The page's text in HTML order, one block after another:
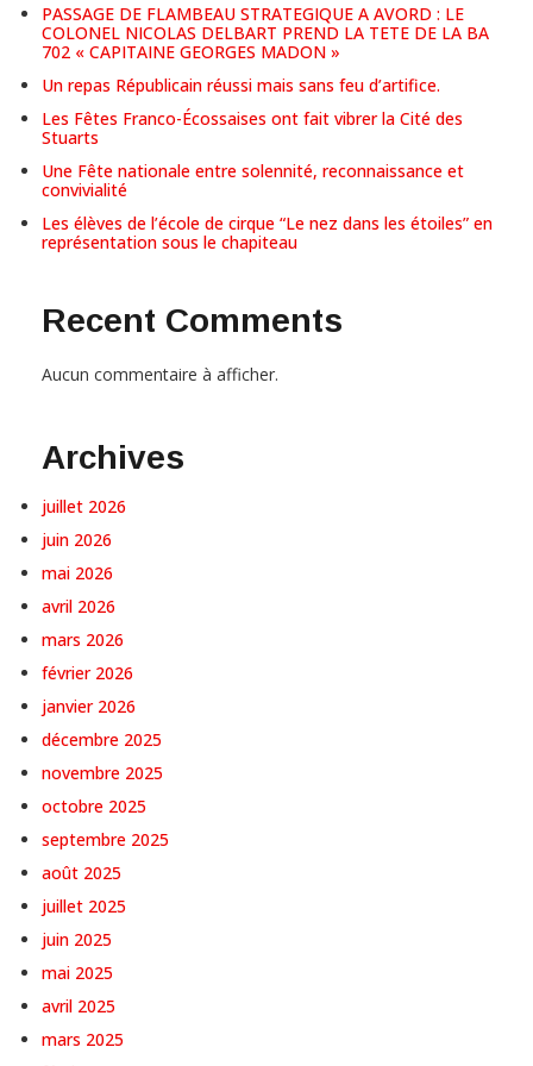
PASSAGE DE FLAMBEAU STRATEGIQUE A AVORD : LE
COLONEL NICOLAS DELBART PREND LA TETE DE LA BA
702 « CAPITAINE GEORGES MADON »
Un repas Républicain réussi mais sans feu d’artifice.
Les Fêtes Franco-Écossaises ont fait vibrer la Cité des
Stuarts
Une Fête nationale entre solennité, reconnaissance et
convivialité
Les élèves de l’école de cirque “Le nez dans les étoiles” en
représentation sous le chapiteau
Recent Comments
Aucun commentaire à afficher.
Archives
juillet 2026
juin 2026
mai 2026
avril 2026
mars 2026
février 2026
janvier 2026
décembre 2025
novembre 2025
octobre 2025
septembre 2025
août 2025
juillet 2025
juin 2025
mai 2025
avril 2025
mars 2025